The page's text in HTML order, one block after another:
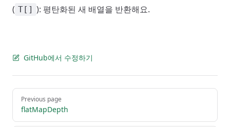
( T[] ): 평탄화된 새 배열을 반환해요.
GitHub에서 수정하기
Pager
Previous page
flatMapDepth